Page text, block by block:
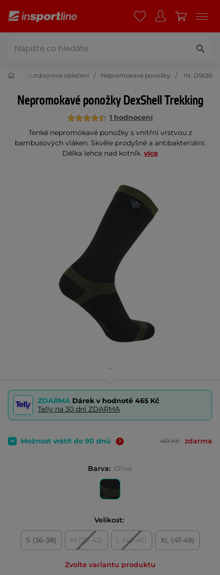
Outdoorové oblečení Nepromokavé ponožky IN: DS636
Nepromokavé ponožky DexShell Trekking
1 hodnocení
Tenké nepromokavé ponožky s vnitřní vrstvou z
bambusových vláken. Skvěle prodyšné a antibakteriální.
Délka lehce nad kotník. více
ZDARMA Dárek v hodnotě 465 Kč
Telly na 30 dní ZDARMA
Možnost vrátit do 90 dnů 40 Kč zdarma
Barva: Olive
Velikost:
S (36-38) M (39-42) L (43-46) XL (47-49)
Zvolte variantu produktu